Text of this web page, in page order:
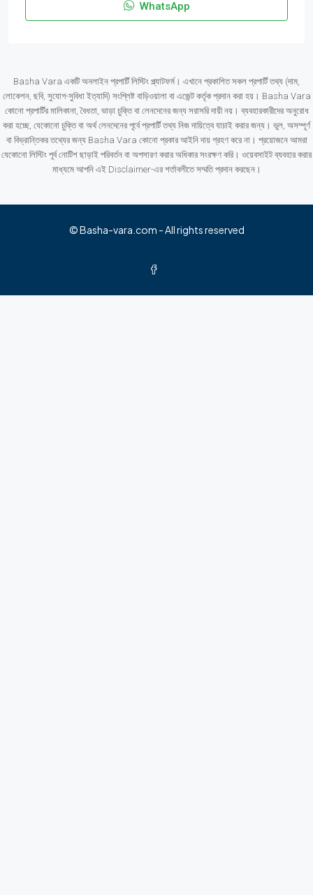
WhatsApp
Basha Vara একটি অনলাইন প্রপার্টি লিস্টিং প্ল্যাটফর্ম। এখানে প্রকাশিত সকল প্রপার্টি তথ্য (দাম,
লোকেশন, ছবি, সুযোগ-সুবিধা ইত্যাদি) সংশ্লিষ্ট বাড়িওয়ালা বা এজেন্ট কর্তৃক প্রদান করা হয়। Basha Vara
কোনো প্রপার্টির মালিকানা, বৈধতা, ভাড়া চুক্তি বা লেনদেনের জন্য সরাসরি দায়ী নয়। ব্যবহারকারীদের অনুরোধ
করা হচ্ছে, যেকোনো চুক্তি বা অর্থ লেনদেনের পূর্বে প্রপার্টি তথ্য নিজ দায়িত্বে যাচাই করার জন্য। ভুল, অসম্পূর্ণ
বা বিভ্রান্তিকর তথ্যের জন্য Basha Vara কোনো প্রকার আইনি দায় গ্রহণ করে না। প্রয়োজনে আমরা
যেকোনো লিস্টিং পূর্ব নোটিশ ছাড়াই পরিবর্তন বা অপসারণ করার অধিকার সংরক্ষণ করি। ওয়েবসাইট ব্যবহার করার
মাধ্যমে আপনি এই Disclaimer-এর শর্তাবলীতে সম্মতি প্রদান করছেন।
© Basha-vara.com - All rights reserved